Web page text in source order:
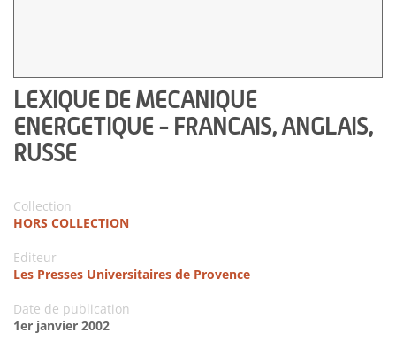
LEXIQUE DE MECANIQUE
ENERGETIQUE - FRANCAIS, ANGLAIS,
RUSSE
Collection
HORS COLLECTION
Editeur
Les Presses Universitaires de Provence
Date de publication
1er janvier 2002